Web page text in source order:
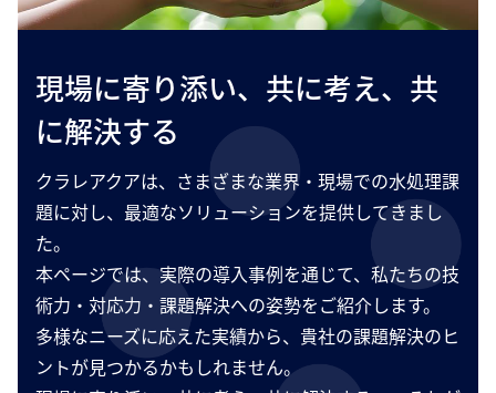
現場に寄り添い、共に考え、共
に解決する
クラレアクアは、さまざまな業界・現場での水処理課
題に対し、最適なソリューションを提供してきまし
た。
本ページでは、実際の導入事例を通じて、私たちの技
術力・対応力・課題解決への姿勢をご紹介します。
多様なニーズに応えた実績から、貴社の課題解決のヒ
ントが見つかるかもしれません。